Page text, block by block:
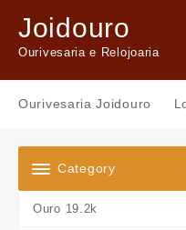
content
Joidouro
Ourivesaria e Relojoaria
Ourivesaria Joidouro
Category
Ouro 19.2k